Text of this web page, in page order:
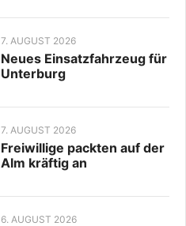
7. AUGUST 2026
Neues Einsatzfahrzeug für
Unterburg
7. AUGUST 2026
Freiwillige packten auf der
Alm kräftig an
6. AUGUST 2026